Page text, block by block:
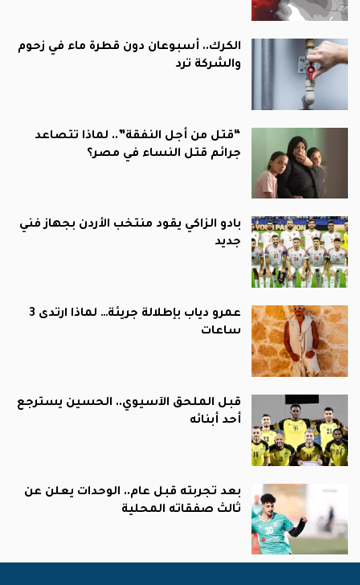
الكرك.. أسبوعان دون قطرة ماء في زحوم
والشركة ترد
“قتل من أجل النفقة”.. لماذا تتصاعد
جرائم قتل النساء في مصر؟
بادو الزاكي يقود منتخب الأردن بجهاز فني
جديد
عمرو دياب بإطلالة جريئة… لماذا ارتدى 3
ساعات
قبل الملحق الآسيوي.. الحسين يسترجع
أحد أبنائه
بعد تجربته قبل عام.. الوحدات يعلن عن
ثالث صفقاته المحلية